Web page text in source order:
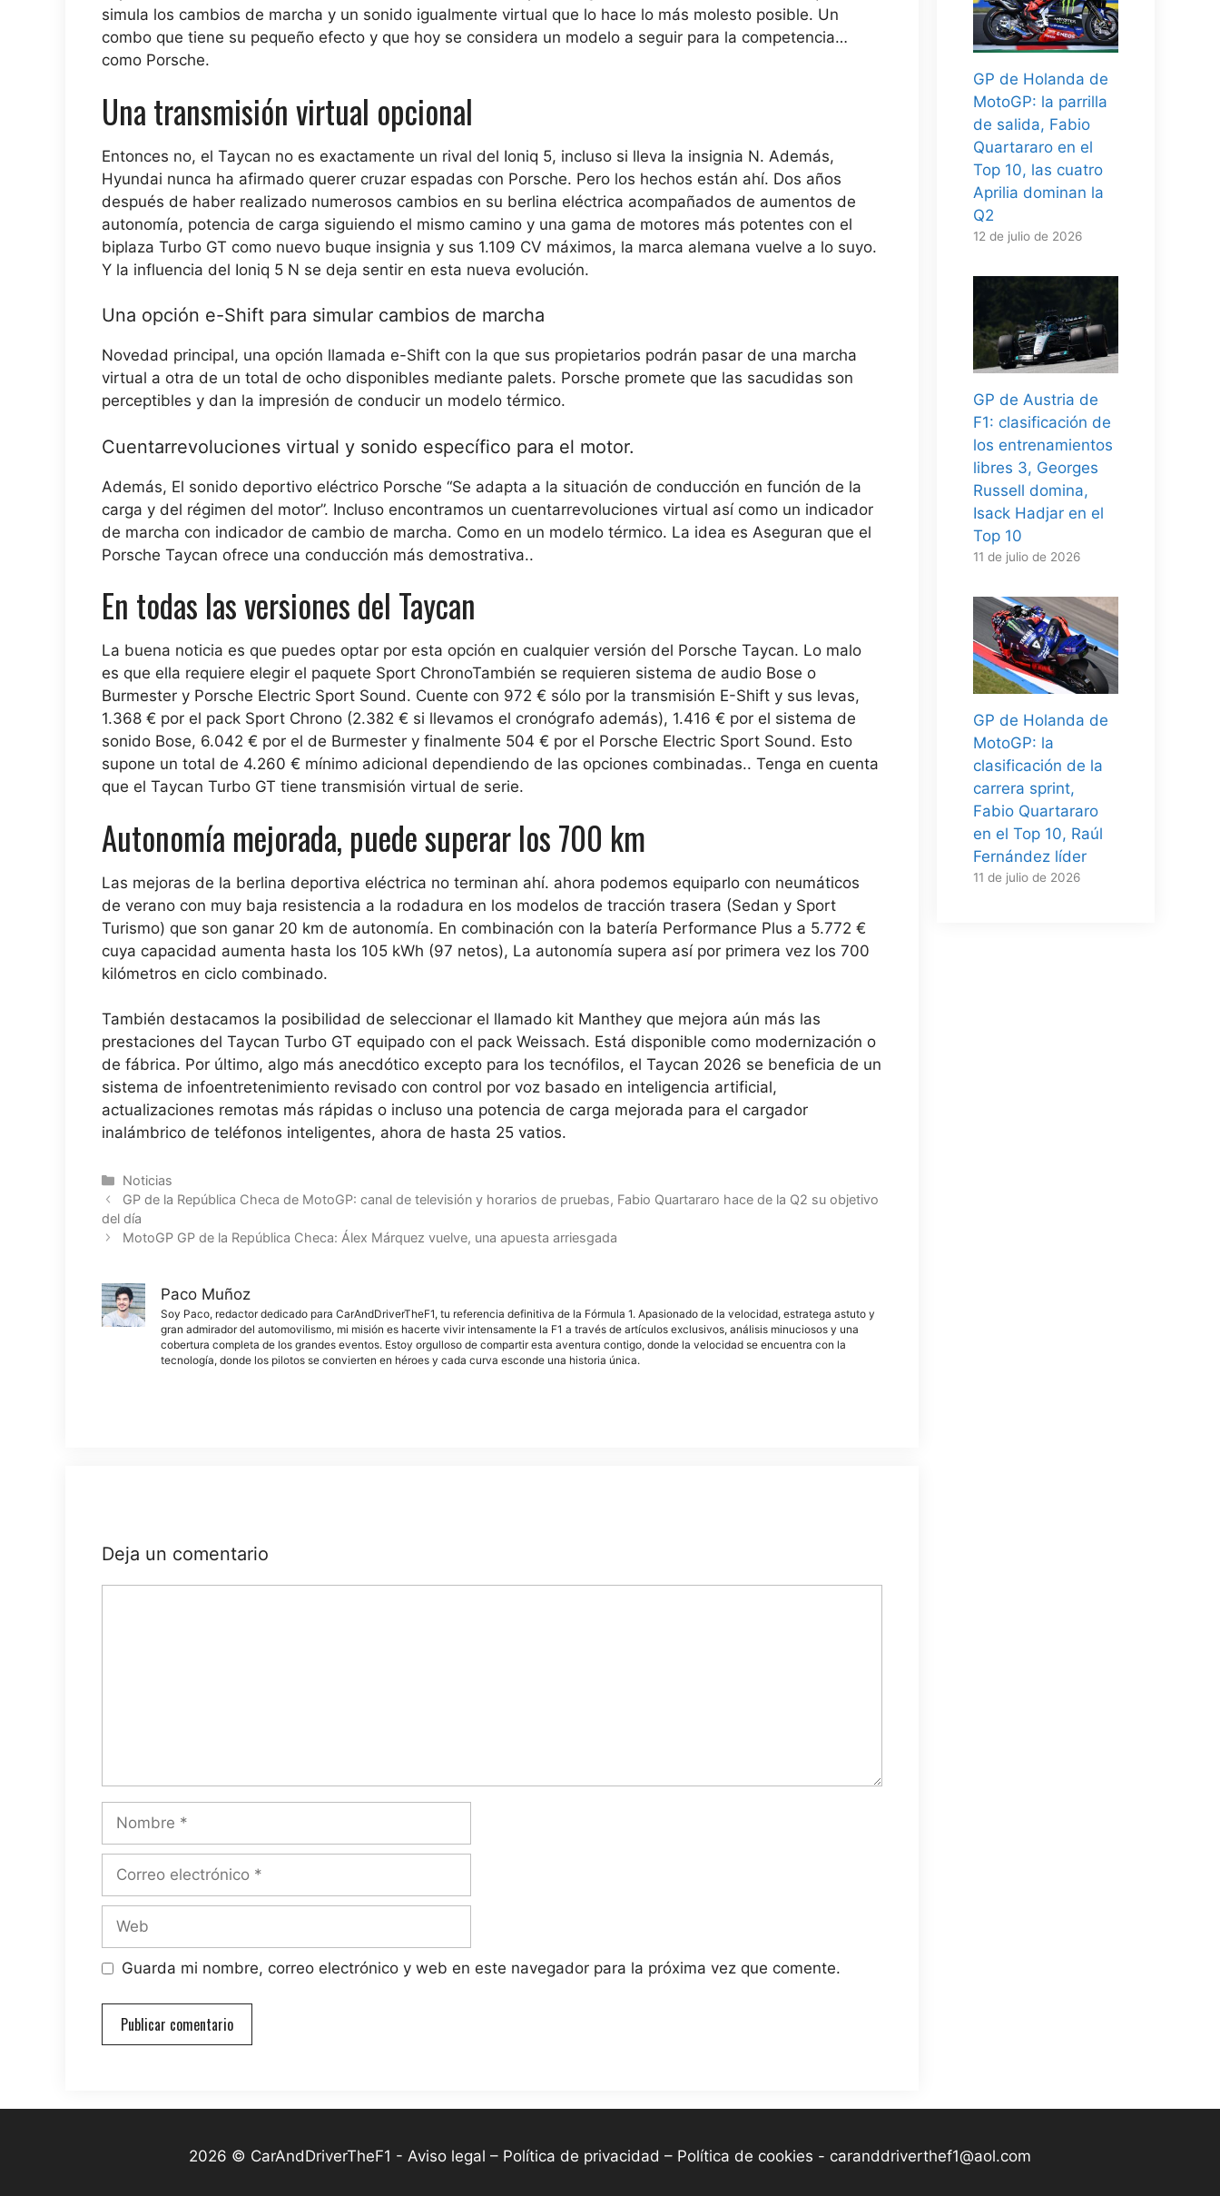
simula los cambios de marcha y un sonido igualmente virtual que lo hace lo más molesto posible. Un
combo que tiene su pequeño efecto y que hoy se considera un modelo a seguir para la competencia…
como Porsche.
Una transmisión virtual opcional
Entonces no, el Taycan no es exactamente un rival del Ioniq 5, incluso si lleva la insignia N. Además,
Hyundai nunca ha afirmado querer cruzar espadas con Porsche. Pero los hechos están ahí. Dos años
después de haber realizado numerosos cambios en su berlina eléctrica acompañados de aumentos de
autonomía, potencia de carga siguiendo el mismo camino y una gama de motores más potentes con el
biplaza Turbo GT como nuevo buque insignia y sus 1.109 CV máximos, la marca alemana vuelve a lo suyo.
Y la influencia del Ioniq 5 N se deja sentir en esta nueva evolución.
Una opción e-Shift para simular cambios de marcha
Novedad principal, una opción llamada e-Shift con la que sus propietarios podrán pasar de una marcha
virtual a otra de un total de ocho disponibles mediante palets. Porsche promete que las sacudidas son
perceptibles y dan la impresión de conducir un modelo térmico.
Cuentarrevoluciones virtual y sonido específico para el motor.
Además, El sonido deportivo eléctrico Porsche “Se adapta a la situación de conducción en función de la
carga y del régimen del motor”. Incluso encontramos un cuentarrevoluciones virtual así como un indicador
de marcha con indicador de cambio de marcha. Como en un modelo térmico. La idea es Aseguran que el
Porsche Taycan ofrece una conducción más demostrativa..
En todas las versiones del Taycan
La buena noticia es que puedes optar por esta opción en cualquier versión del Porsche Taycan. Lo malo
es que ella requiere elegir el paquete Sport ChronoTambién se requieren sistema de audio Bose o
Burmester y Porsche Electric Sport Sound. Cuente con 972 € sólo por la transmisión E-Shift y sus levas,
1.368 € por el pack Sport Chrono (2.382 € si llevamos el cronógrafo además), 1.416 € por el sistema de
sonido Bose, 6.042 € por el de Burmester y finalmente 504 € por el Porsche Electric Sport Sound. Esto
supone un total de 4.260 € mínimo adicional dependiendo de las opciones combinadas.. Tenga en cuenta
que el Taycan Turbo GT tiene transmisión virtual de serie.
Autonomía mejorada, puede superar los 700 km
Las mejoras de la berlina deportiva eléctrica no terminan ahí. ahora podemos equiparlo con neumáticos
de verano con muy baja resistencia a la rodadura en los modelos de tracción trasera (Sedan y Sport
Turismo) que son ganar 20 km de autonomía. En combinación con la batería Performance Plus a 5.772 €
cuya capacidad aumenta hasta los 105 kWh (97 netos), La autonomía supera así por primera vez los 700
kilómetros en ciclo combinado.
También destacamos la posibilidad de seleccionar el llamado kit Manthey que mejora aún más las
prestaciones del Taycan Turbo GT equipado con el pack Weissach. Está disponible como modernización o
de fábrica. Por último, algo más anecdótico excepto para los tecnófilos, el Taycan 2026 se beneficia de un
sistema de infoentretenimiento revisado con control por voz basado en inteligencia artificial,
actualizaciones remotas más rápidas o incluso una potencia de carga mejorada para el cargador
inalámbrico de teléfonos inteligentes, ahora de hasta 25 vatios.
Categorías
Noticias
GP de la República Checa de MotoGP: canal de televisión y horarios de pruebas, Fabio Quartararo hace de la Q2 su objetivo
del día
MotoGP GP de la República Checa: Álex Márquez vuelve, una apuesta arriesgada
Paco Muñoz
Soy Paco, redactor dedicado para CarAndDriverTheF1, tu referencia definitiva de la Fórmula 1. Apasionado de la velocidad, estratega astuto y
gran admirador del automovilismo, mi misión es hacerte vivir intensamente la F1 a través de artículos exclusivos, análisis minuciosos y una
cobertura completa de los grandes eventos. Estoy orgulloso de compartir esta aventura contigo, donde la velocidad se encuentra con la
tecnología, donde los pilotos se convierten en héroes y cada curva esconde una historia única.
Deja un comentario
Nombre
Correo
Web
Guarda mi nombre, correo electrónico y web en este navegador para la próxima vez que comente.
GP de Holanda de
MotoGP: la parrilla
de salida, Fabio
Quartararo en el
Top 10, las cuatro
Aprilia dominan la
Q2
12 de julio de 2026
GP de Austria de
F1: clasificación de
los entrenamientos
libres 3, Georges
Russell domina,
Isack Hadjar en el
Top 10
11 de julio de 2026
GP de Holanda de
MotoGP: la
clasificación de la
carrera sprint,
Fabio Quartararo
en el Top 10, Raúl
Fernández líder
11 de julio de 2026
2026 © CarAndDriverTheF1 - Aviso legal – Política de privacidad – Política de cookies - caranddriverthef1@aol.com